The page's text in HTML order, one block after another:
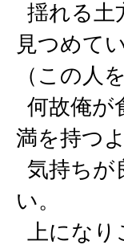
揺れる土
見つめて
（この人
何故俺が
満を持つ
気持ちが
い。
上になり